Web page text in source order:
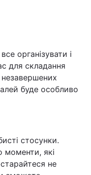
організувати і
для складання
незавершених
буде особливо
стосунки.
моменти, які
не